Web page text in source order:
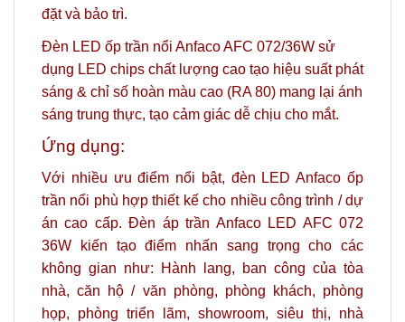
đặt và bảo trì.
Đèn LED ốp trần nổi Anfaco AFC 072/36W sử
dụng LED chips chất lượng cao tạo hiệu suất phát
sáng & chỉ số hoàn màu cao (RA 80) mang lại ánh
sáng trung thực, tạo cảm giác dễ chịu cho mắt.
Ứng dụng:
Với nhiều ưu điểm nổi bật, đèn LED Anfaco ốp
trần nổi phù hợp thiết kế cho nhiều công trình / dự
án cao cấp. Đèn áp trần Anfaco LED AFC 072
36W kiến tạo điểm nhấn sang trọng cho các
không gian như: Hành lang, ban công của tòa
nhà, căn hộ / văn phòng, phòng khách, phòng
họp, phòng triển lãm, showroom, siêu thị, nhà